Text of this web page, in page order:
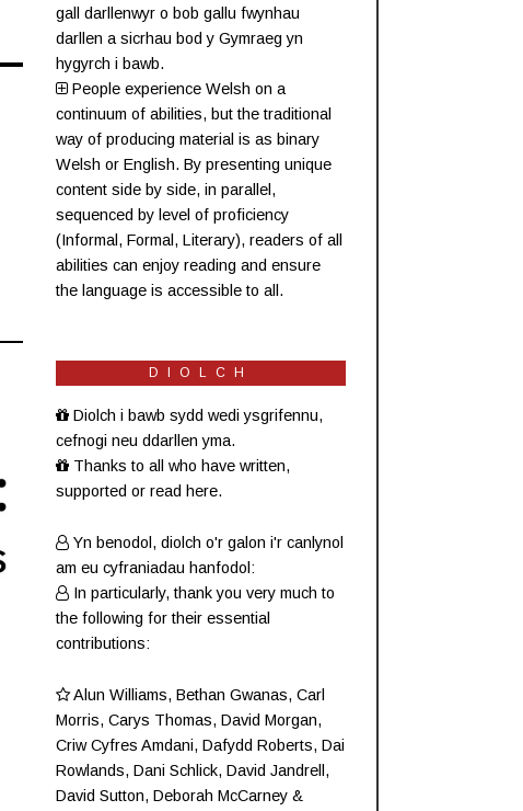
gall darllenwyr o bob gallu fwynhau
darllen a sicrhau bod y Gymraeg yn
hygyrch i bawb.
People experience Welsh on a
continuum of abilities, but the traditional
way of producing material is as binary
Welsh or English. By presenting unique
content side by side, in parallel,
sequenced by level of proficiency
(Informal , Formal , Literary), readers of all
abilities can enjoy reading and ensure
the language is accessible to all.
DIOLCH
Diolch i bawb sydd wedi ysgrifennu,
cefnogi neu ddarllen yma.
Thanks to all who have written,
supported or read here.
Yn benodol, diolch o'r galon i'r canlynol
am eu cyfraniadau hanfodol:
In particularly, thank you very much to
the following for their essential
contributions:
Alun Williams, Bethan Gwanas, Carl
Morris, Carys Thomas, David Morgan,
CriwCyfres Amdani, Dafydd Roberts, Dai
Rowlands, Dani Schlick, David Jandrell ,
David Sutton, Deborah McCarney &